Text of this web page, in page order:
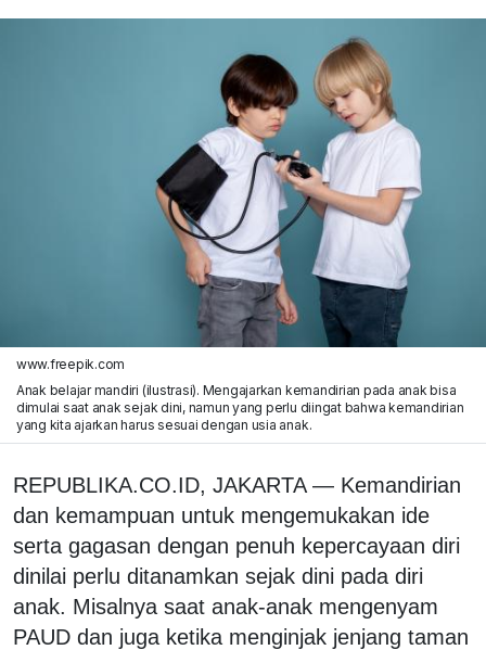
www.freepik.com
Anak belajar mandiri (ilustrasi). Mengajarkan kemandirian pada anak bisa
dimulai saat anak sejak dini, namun yang perlu diingat bahwa kemandirian
yang kita ajarkan harus sesuai dengan usia anak.
REPUBLIKA.CO.ID, JAKARTA — Kemandirian
dan kemampuan untuk mengemukakan ide
serta gagasan dengan penuh kepercayaan diri
dinilai perlu ditanamkan sejak dini pada diri
anak. Misalnya saat anak-anak mengenyam
PAUD dan juga ketika menginjak jenjang taman